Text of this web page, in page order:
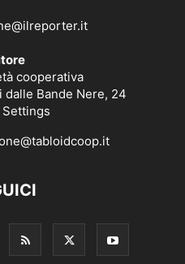
cooperativa
dalle Bande Nere, 24